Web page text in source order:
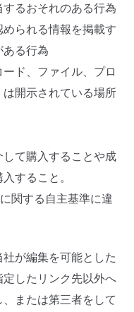
るおそれのある行為
られる情報を掲載す
ある行為
ド、ファイル、プロ
開示されている場所
て購入することや成
すること。
関する自主基準に違
が編集を可能とした
したリンク先以外へ
または第三者をして